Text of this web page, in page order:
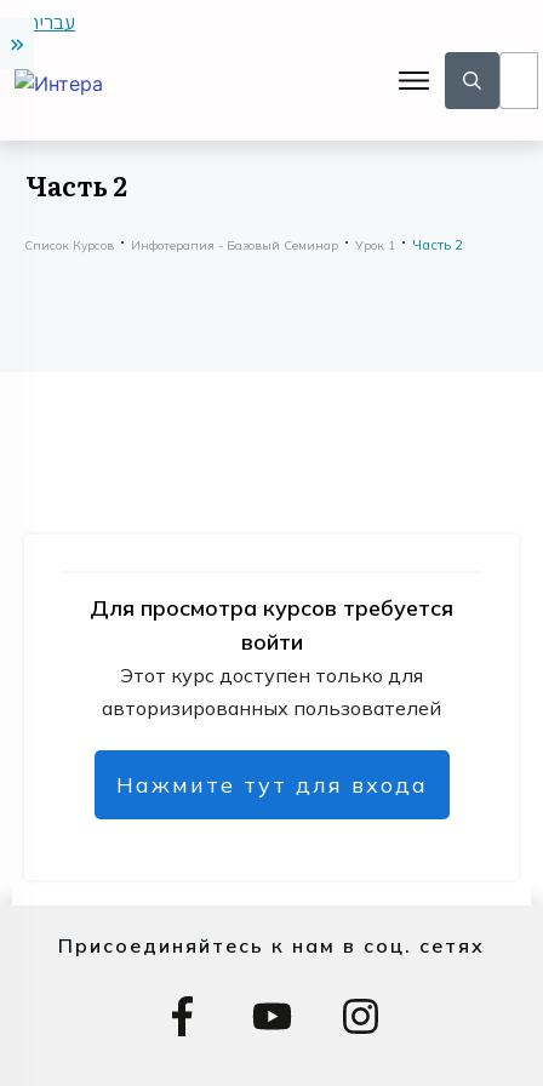
עברית
Часть 2
Список Курсов Инфотерапия - Базовый Семинар Урок 1 Часть 2
Для просмотра курсов требуется
войти
Этот курс доступен только для
авторизированных пользователей
Нажмите тут для входа
Присоединяйтесь к нам в соц. сетях